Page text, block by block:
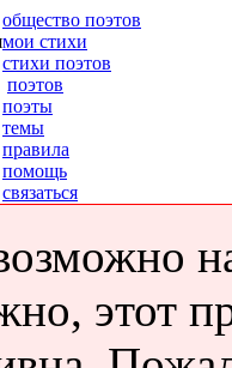
общество поэтов
мои стихи
стихи поэтов
поэтов
поэты
темы
правила
помощь
связаться
этот